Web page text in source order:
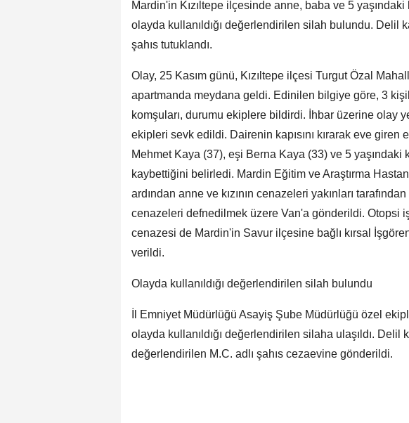
Mardin'in Kızıltepe ilçesinde anne, baba ve 5 yaşındaki
olayda kullanıldığı değerlendirilen silah bulundu. Delil
şahıs tutuklandı.
Olay, 25 Kasım günü, Kızıltepe ilçesi Turgut Özal
apartmanda meydana geldi. Edinilen bilgiye göre, 3
komşuları, durumu ekiplere bildirdi. İhbar üzerine olay
ekipleri sevk edildi. Dairenin kapısını kırarak eve giren
Mehmet Kaya (37), eşi Berna Kaya (33) ve 5 yaşındaki
kaybettiğini belirledi. Mardin Eğitim ve Araştırma
ardından anne ve kızının cenazeleri yakınları tarafından
cenazeleri defnedilmek üzere Van'a gönderildi. Otopsi
cenazesi de Mardin'in Savur ilçesine bağlı kırsal
verildi.
Olayda kullanıldığı değerlendirilen silah bulundu
İl Emniyet Müdürlüğü Asayiş Şube Müdürlüğü özel
olayda kullanıldığı değerlendirilen silaha ulaşıldı.
değerlendirilen M.C. adlı şahıs cezaevine gönderildi.